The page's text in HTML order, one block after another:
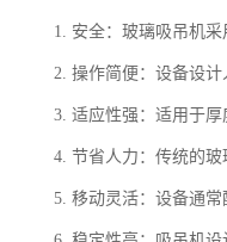
1. 安全：玻璃吸吊机
2. 操作简便：设备设计
3. 适应性强：适用于
4. 节省人力：传统的
5. 移动灵活：设备通